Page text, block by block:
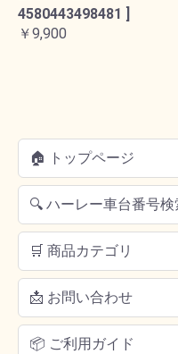
4580443498481 ]
￥9,900
🏠 トップページ
🔍 ハーレー車台番号検
🛒 商品カテゴリ
📩 お問い合わせ
📦 ご利用ガイド